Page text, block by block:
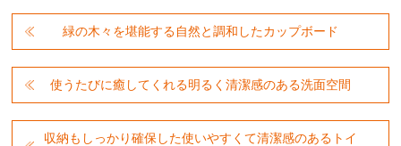
緑の木々を堪能する自然と調和したカップボード
使うたびに癒してくれる明るく清潔感のある洗面空間
収納もしっかり確保した使いやすくて清潔感のあるトイ